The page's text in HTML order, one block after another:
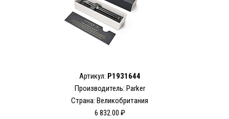
Артикул: P1931644
Производитель: Parker
Страна: Великобритания
6 832.00 ₽